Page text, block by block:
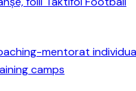
mentorat
camps